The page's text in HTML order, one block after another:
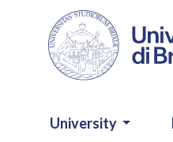
Skip to main content
NAVIGAZIONE
University